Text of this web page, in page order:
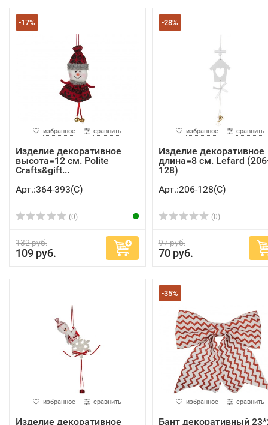
-17%
избранное сравнить
Изделие декоративное
высота=12 см. Polite
Crafts&gift...
Арт.:364-393(C)
(0)
132 руб.
109 руб.
-28%
избранное сравнить
Изделие декоративное
длина=8 см. Lefard
128)
Арт.:206-128(C)
(0)
97 руб.
70 руб.
избранное сравнить
Изделие декоративное
-35%
избранное сравнить
Бант декоративный